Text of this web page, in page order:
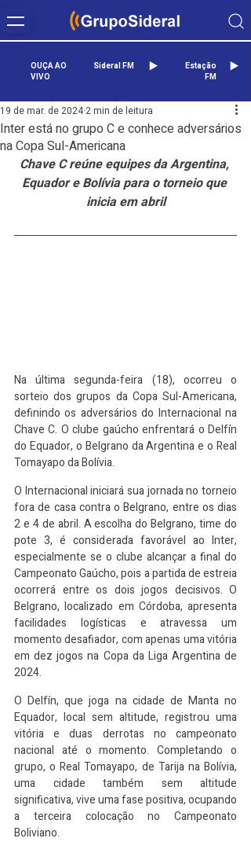
OUÇA AO
VIVO
Sideral FM
Estação
FM
Inter está no grupo C e conhece adversários
na Copa Sul-Americana
19 de mar. de 20242 min de leitura
Chave C reúne equipes da Argentina,
Equador e Bolívia para o torneio que
inicia em abril
Na última segunda-feira (18), ocorreu o
sorteio dos grupos da Copa Sul-Americana,
definindo os adversários do Internacional na
Chave C. O clube gaúcho enfrentará o Delfín
do Equador, o Belgrano da Argentina e o Real
Tomayapo da Bolívia.
O Internacional iniciará sua jornada no torneio
fora de casa contra o Belgrano, entre os dias
2 e 4 de abril. A escolha do Belgrano, time do
pote 3, é considerada favorável ao Inter,
especialmente se o clube alcançar a final do
Campeonato Gaúcho, pois a partida de estreia
ocorrerá entre os dois jogos decisivos. O
Belgrano, localizado em Córdoba, apresenta
facilidades logísticas e atravessa um
momento desafiador, com apenas uma vitória
em dez jogos na Copa da Liga Argentina de
2024.
O Delfín, que joga na cidade de Manta no
Equador, local sem altitude, registrou uma
vitória e duas derrotas no campeonato
nacional até o momento. Completando o
grupo, o Real Tomayapo, de Tarija na Bolívia,
uma cidade também sem altitude
significativa, vive uma fase positiva, ocupando
a terceira colocação no Campeonato
Boliviano.